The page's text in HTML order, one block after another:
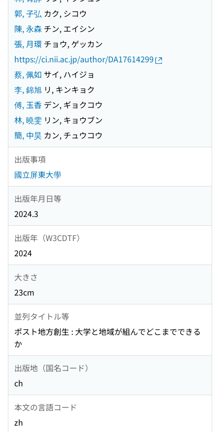
郭, 子弘 カク, シコウ
陳, 永森 チン, エイシン
張, 月環 チョウ, ゲッカン
https://ci.nii.ac.jp/author/DA17614299
蔡, 佩如 サイ, ハイジョ
李, 錦旭 リ, キンキョク
傅, 玉香 デン, ギョクコウ
林, 曉雯 リン, キョウブン
簡, 中昊 カン, チュウコウ
出版事項
國立屏東大學
出版年月日等
2024.3
出版年（W3CDTF）
2024
大きさ
23cm
並列タイトル等
ポスト地方創生 : 大学と地域が組んでどこまでできる
か
出版地（国名コード）
ch
本文の言語コード
zh